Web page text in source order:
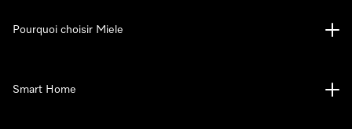
Pourquoi choisir Miele
Smart Home